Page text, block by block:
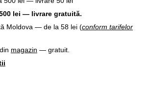
lei — livrare gratuită.
Moldova — de la 58 lei (conform tarifelor
magazin — gratuit.